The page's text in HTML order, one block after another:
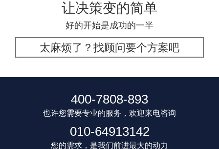
让决策变的简单
好的开始是成功的一半
太麻烦了？找顾问要个方案吧
400-7808-893
也许您需要专业的服务，欢迎来电咨询
010-64913142
您的需求，是我们前进最大的动力